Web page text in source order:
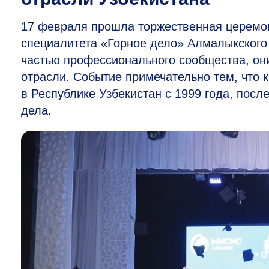
17 февраля прошла торжественная
специалитета «Горное дело»
частью профессионального сообщества,
отрасли. Событие примечательно тем, что
в Республике Узбекистан с 1999 года,
дела.